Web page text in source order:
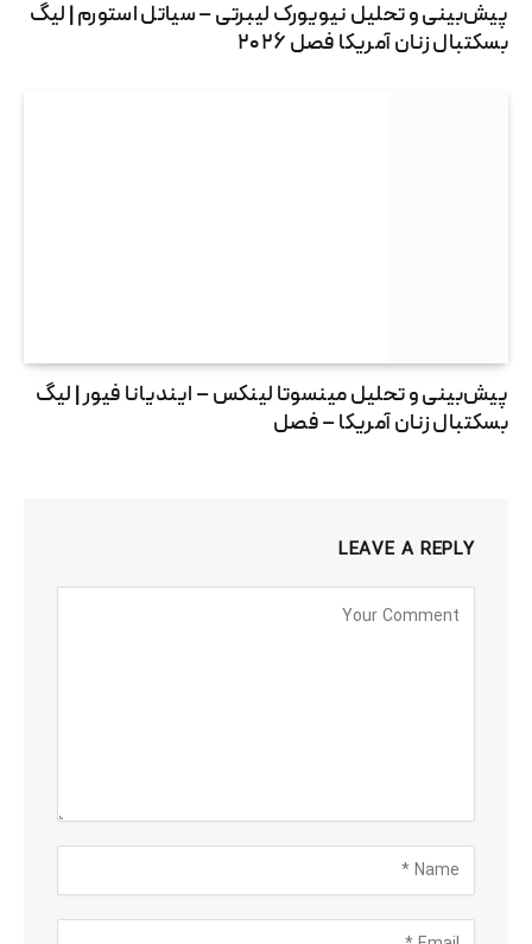
پیش‌بینی و تحلیل نیویورک لیبرتی – سیاتل استورم | لیگ
بسکتبال زنان آمریکا فصل ۲۰۲۶
پیش‌بینی و تحلیل مینسوتا لینکس – ایندیانا فیور | لیگ
بسکتبال زنان آمریکا – فصل
LEAVE A REPLY